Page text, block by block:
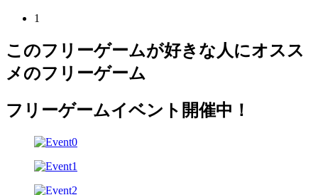
1
このフリーゲームが好きな人にオスス
メのフリーゲーム
フリーゲームイベント開催中！